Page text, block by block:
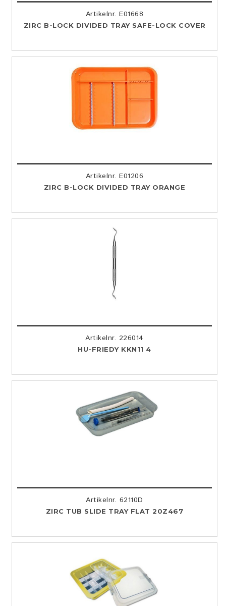
Artikelnr. E01668
ZIRC B-LOCK DIVIDED TRAY SAFE-LOCK COVER
Artikelnr. E01206
ZIRC B-LOCK DIVIDED TRAY ORANGE
Artikelnr. 226014
HU-FRIEDY KKN11 4
Artikelnr. 62110D
ZIRC TUB SLIDE TRAY FLAT 20Z467